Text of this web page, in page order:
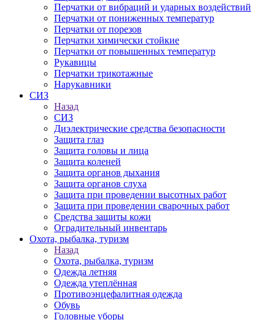
Перчатки от вибраций и ударных воздействий
Перчатки от пониженных температур
Перчатки от порезов
Перчатки химически стойкие
Перчатки от повышенных температур
Рукавицы
Перчатки трикотажные
Нарукавники
СИЗ
Назад
СИЗ
Диэлектрические средства безопасности
Защита глаз
Защита головы и лица
Защита коленей
Защита органов дыхания
Защита органов слуха
Защита при проведении высотных работ
Защита при проведении сварочных работ
Средства защиты кожи
Оградительный инвентарь
Охота, рыбалка, туризм
Назад
Охота, рыбалка, туризм
Одежда летняя
Одежда утеплённая
Противоэнцефалитная одежда
Обувь
Головные уборы